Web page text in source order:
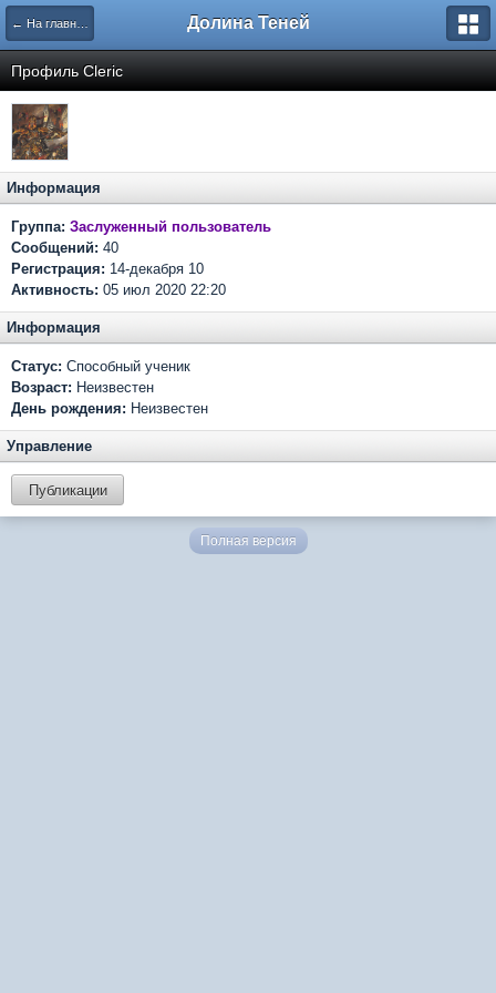
← На главную Долина Теней
Профиль Cleric
Информация
Группа: Заслуженный пользователь
Сообщений: 40
Регистрация: 14-декабря 10
Активность: 05 июл 2020 22:20
Информация
Статус: Способный ученик
Возраст: Неизвестен
День рождения: Неизвестен
Управление
Публикации
Полная версия